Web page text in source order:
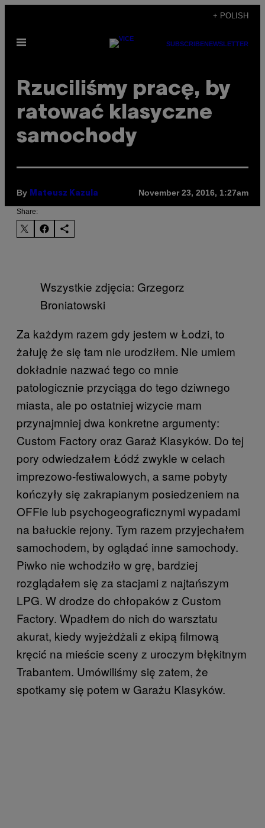
content
+ POLISH
Open
SUBSCRIBENEWSLETTER
Rzuciliśmy pracę, by
ratować klasyczne
samochody
By Mateusz Kazula November 23, 2016, 1:27am
Share:
Wszystkie zdjęcia: Grzegorz
Broniatowski
Za każdym razem gdy jestem w Łodzi, to
żałuję że się tam nie urodziłem. Nie umiem
dokładnie nazwać tego co mnie
patologicznie przyciąga do tego dziwnego
miasta, ale po ostatniej wizycie mam
przynajmniej dwa konkretne argumenty:
Custom Factory oraz Garaż Klasyków. Do tej
pory odwiedzałem Łódź zwykle w celach
imprezowo-festiwalowych, a same pobyty
kończyły się zakrapianym posiedzeniem na
OFFie lub psychogeograficznymi wypadami
na bałuckie rejony. Tym razem przyjechałem
samochodem, by oglądać inne samochody.
Piwko nie wchodziło w grę, bardziej
rozglądałem się za stacjami z najtańszym
LPG. W drodze do chłopaków z Custom
Factory. Wpadłem do nich do warsztatu
akurat, kiedy wyjeżdżali z ekipą filmową
kręcić na mieście sceny z uroczym błękitnym
Trabantem. Umówiliśmy się zatem, że
spotkamy się potem w Garażu Klasyków.